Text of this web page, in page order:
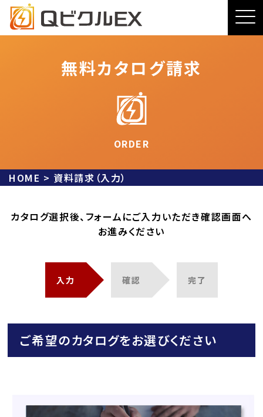
無料カタログ請求
ORDER
HOME > 資料請求（入力）
カタログ選択後、フォームにご入力いただき確認画面へ
お進みください
入力 確認 完了
ご希望のカタログをお選びください